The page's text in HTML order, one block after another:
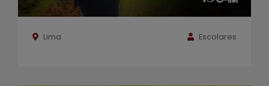
Lima Escolares